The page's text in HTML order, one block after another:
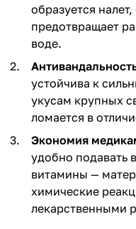
образуется
предотвращает
воде.
устойчива к
укусам крупных
ломается в
Экономия
удобно подавать
витамины —
химические
лекарственными